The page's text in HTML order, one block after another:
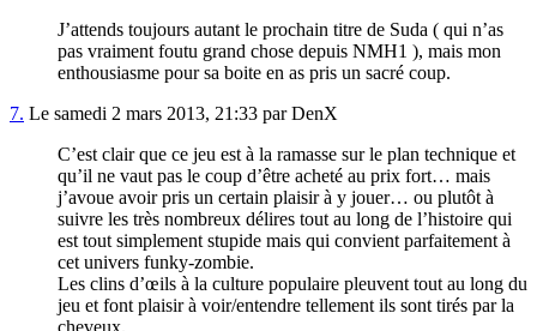
J’attends toujours autant le prochain titre de Suda ( qui n’as
pas vraiment foutu grand chose depuis NMH1 ), mais mon
enthousiasme pour sa boite en as pris un sacré coup.
7. Le samedi 2 mars 2013, 21:33 par DenX
C’est clair que ce jeu est à la ramasse sur le plan technique et
qu’il ne vaut pas le coup d’être acheté au prix fort… mais
j’avoue avoir pris un certain plaisir à y jouer… ou plutôt à
suivre les très nombreux délires tout au long de l’histoire qui
est tout simplement stupide mais qui convient parfaitement à
cet univers funky-zombie.
Les clins d’œils à la culture populaire pleuvent tout au long du
jeu et font plaisir à voir/entendre tellement ils sont tirés par la
cheveux.